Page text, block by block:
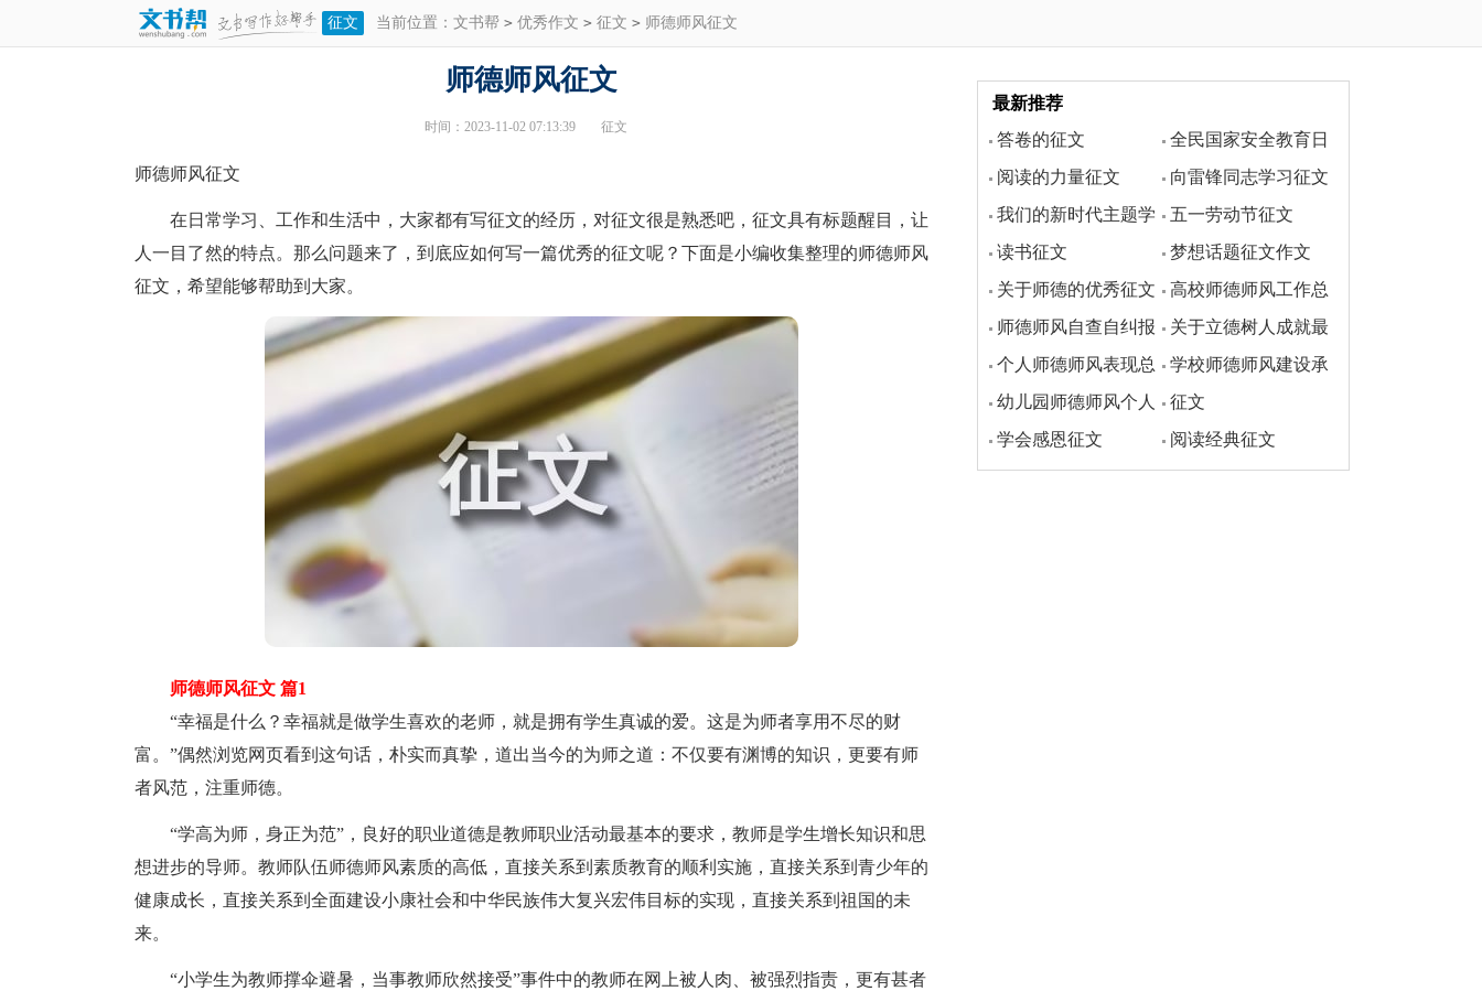
征文 当前位置： 文书帮 > 优秀作文 > 征文 > 师德师风征文
师德师风征文
时间：2023-11-02 07:13:39 征文
师德师风征文
在日常学习、工作和生活中，大家都有写征文的经历，对征文很是熟悉吧，征文具有标题醒目，让
人一目了然的特点。那么问题来了，到底应如何写一篇优秀的征文呢？下面是小编收集整理的师德师风
征文，希望能够帮助到大家。
师德师风征文 篇1
“幸福是什么？幸福就是做学生喜欢的老师，就是拥有学生真诚的爱。这是为师者享用不尽的财
富。”偶然浏览网页看到这句话，朴实而真挚，道出当今的为师之道：不仅要有渊博的知识，更要有师
者风范，注重师德。
“学高为师，身正为范”，良好的职业道德是教师职业活动最基本的要求，教师是学生增长知识和思
想进步的导师。教师队伍师德师风素质的高低，直接关系到素质教育的顺利实施，直接关系到青少年的
健康成长，直接关系到全面建设小康社会和中华民族伟大复兴宏伟目标的实现，直接关系到祖国的未
来。
“小学生为教师撑伞避暑，当事教师欣然接受”事件中的教师在网上被人肉、被强烈指责，更有甚者
最新推荐
答卷的征文
全民国家安全教育日
小学生征文
阅读的力量征文
向雷锋同志学习征文
我们的新时代主题学
生征文
五一劳动节征文
读书征文
梦想话题征文作文
关于师德的优秀征文
汇总
高校师德师风工作总
结
师德师风自查自纠报
告
关于立德树人成就最
美师德征文
个人师德师风表现总
结范文
学校师德师风建设承
诺书范文
幼儿园师德师风个人
承诺书
征文
学会感恩征文
阅读经典征文